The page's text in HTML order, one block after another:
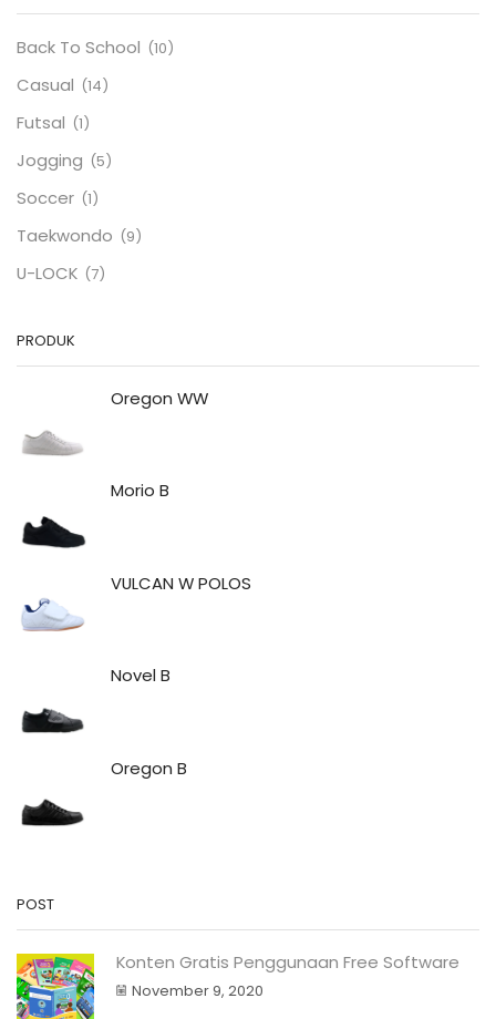
Back To School (10)
Casual (14)
Futsal (1)
Jogging (5)
Soccer (1)
Taekwondo (9)
U-LOCK (7)
PRODUK
Oregon WW
Morio B
VULCAN W POLOS
Novel B
Oregon B
POST
Konten Gratis Penggunaan Free Software
November 9, 2020